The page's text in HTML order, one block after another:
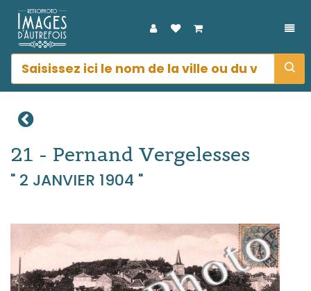
21 - Pernand Vergelesses
" 2 JANVIER 1904 "